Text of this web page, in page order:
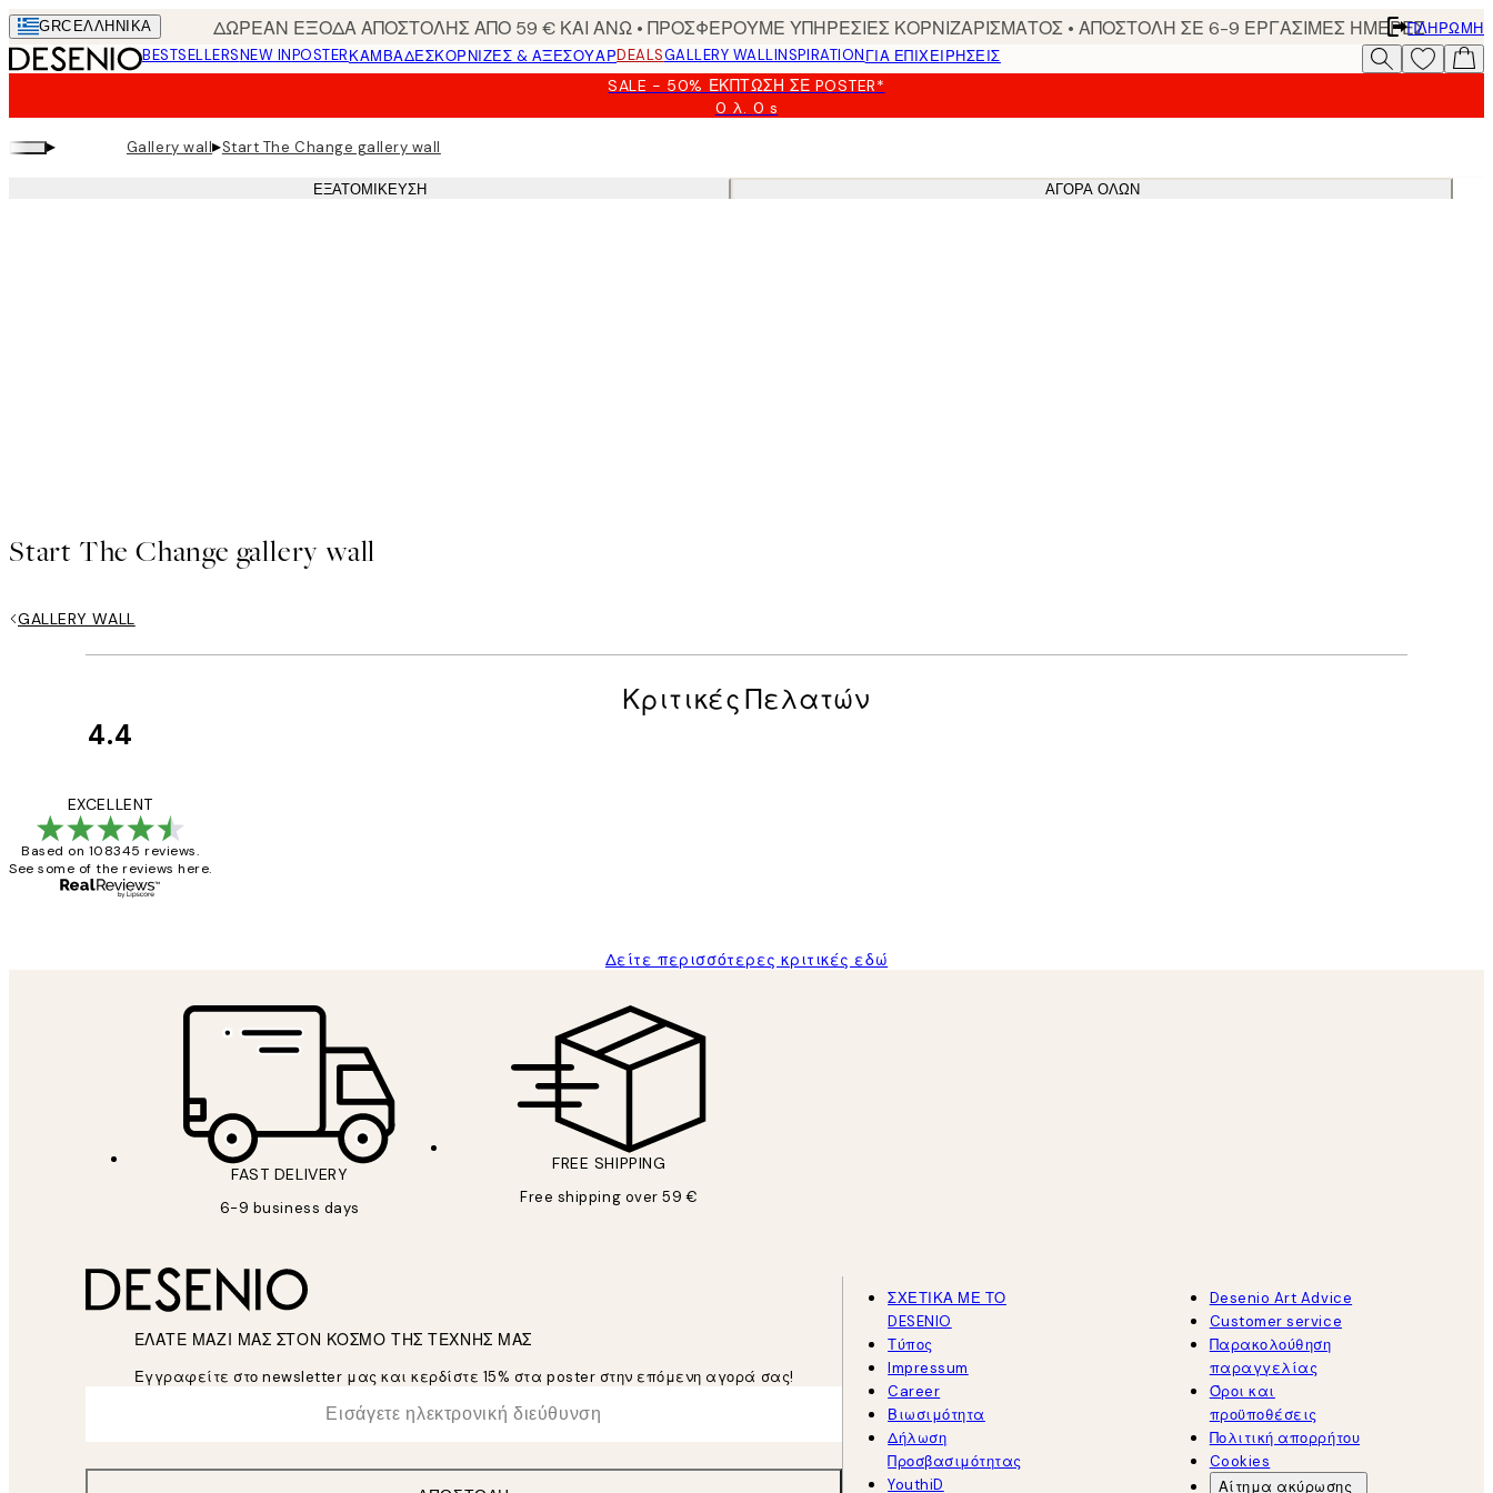
Skip
to
main
GRC ΕΛΛΗΝΙΚΆ ΔΩΡΕΑΝ ΕΞΟΔΑ ΑΠΟΣΤΟΛΗΣ ΑΠΟ 59 € ΚΑΙ ΑΝΩ • ΠΡΟΣΦΕΡΟΥΜΕ ΥΠΗΡΕΣΙΕΣ ΚΟΡΝΙΖΑΡΙΣΜΑΤΟΣ • ΑΠΟΣΤΟΛΗ ΣΕ 6-9 ΕΡΓΑΣΙΜΕΣ ΗΜΕΡΕΣΠΛΗΡΩΜΉ
BESTSELLERSNEW INPOSTERΚΑΜΒΆΔΕΣΚΟΡΝΊΖΕΣ & ΑΞΕΣΟΥΆΡDEALSGALLERY WALLINSPIRATIONΓΙΑ ΕΠΙΧΕΙΡΗΣΕΙΣ
SALE - 50% ΈΚΠΤΩΣΗ ΣΕ POSTER*
0 λ. 0 s
Ισχύει
08-
▸ Gallery wall▸Start The Change gallery wall
ΕΞΑΤΟΜΊΚΕΥΣΗ ΑΓΟΡΆ ΌΛΩΝ
Start The Change gallery wall
GALLERY WALL
Κριτικές Πελατών
4.4
EXCELLENT
Based on 108345 reviews.
See some of the reviews here.
Δείτε περισσότερες κριτικές εδώ
FAST DELIVERY
6-9 business days
FREE SHIPPING
Free shipping over 59 €
ΕΛΑΤΕ ΜΑΖΙ ΜΑΣ ΣΤΟΝ ΚΟΣΜΟ ΤΗΣ ΤΕΧΝΗΣ ΜΑΣ
Εγγραφείτε στο newsletter μας και κερδίστε 15% στα poster στην επόμενη αγορά σας!
ΣΧΕΤΙΚΑ ΜΕ ΤΟ
DESENIO
Τύπος
Impressum
Career
Βιωσιμότητα
Δήλωση
Προσβασιμότητας
YouthiD
Desenio Art Advice
Customer service
Παρακολούθηση
παραγγελίας
Όροι και
προϋποθέσεις
Πολιτική απορρήτου
Cookies
Αίτημα ακύρωσης